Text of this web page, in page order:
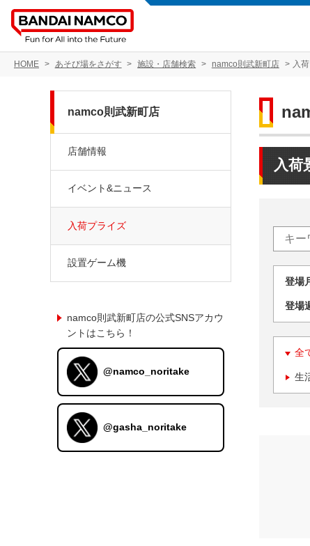
HOME あそび場をさがす 施設・店舗検索 namco則武新町店 入
入荷
登場
登場
全
生
namco則武新町店
店舗情報
イベント&ニュース
入荷プライズ
設置ゲーム機
namco則武新町店の公式SNSアカウ
ントはこちら！
@namco_noritake
@gasha_noritake